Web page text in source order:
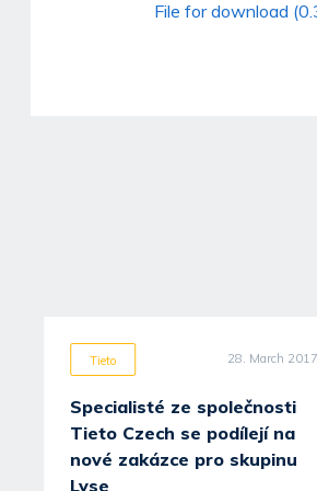
File for download
Tieto 28. March 2017
Specialisté ze společnosti
Tieto Czech se podílejí na
nové zakázce pro skupinu
Lyse